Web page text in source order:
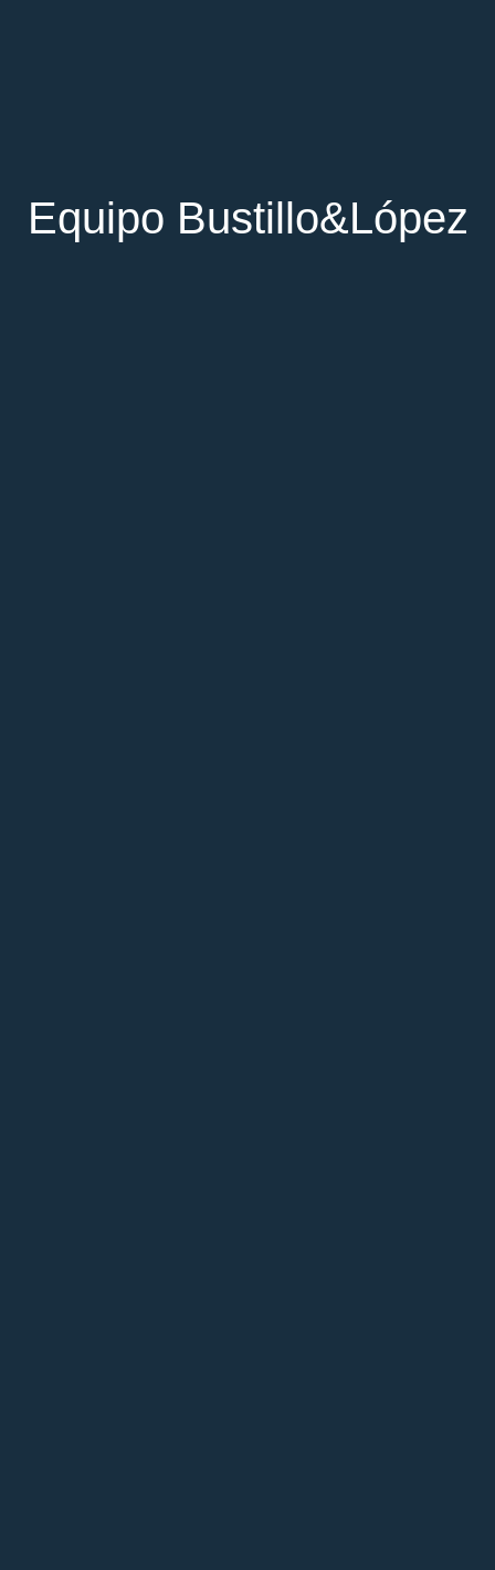
Equipo Bustillo&López